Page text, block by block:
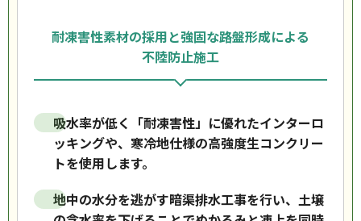
耐凍害性素材の採用と強固な路盤形成による
不陸防止施工
吸水率が低く「耐凍害性」に優れたインターロ
ッキングや、寒冷地仕様の高強度生コンクリー
トを使用します。
地中の水分を逃がす暗渠排水工事を行い、土壌